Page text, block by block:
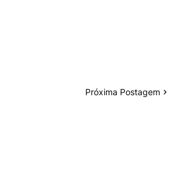
Próxima Postagem